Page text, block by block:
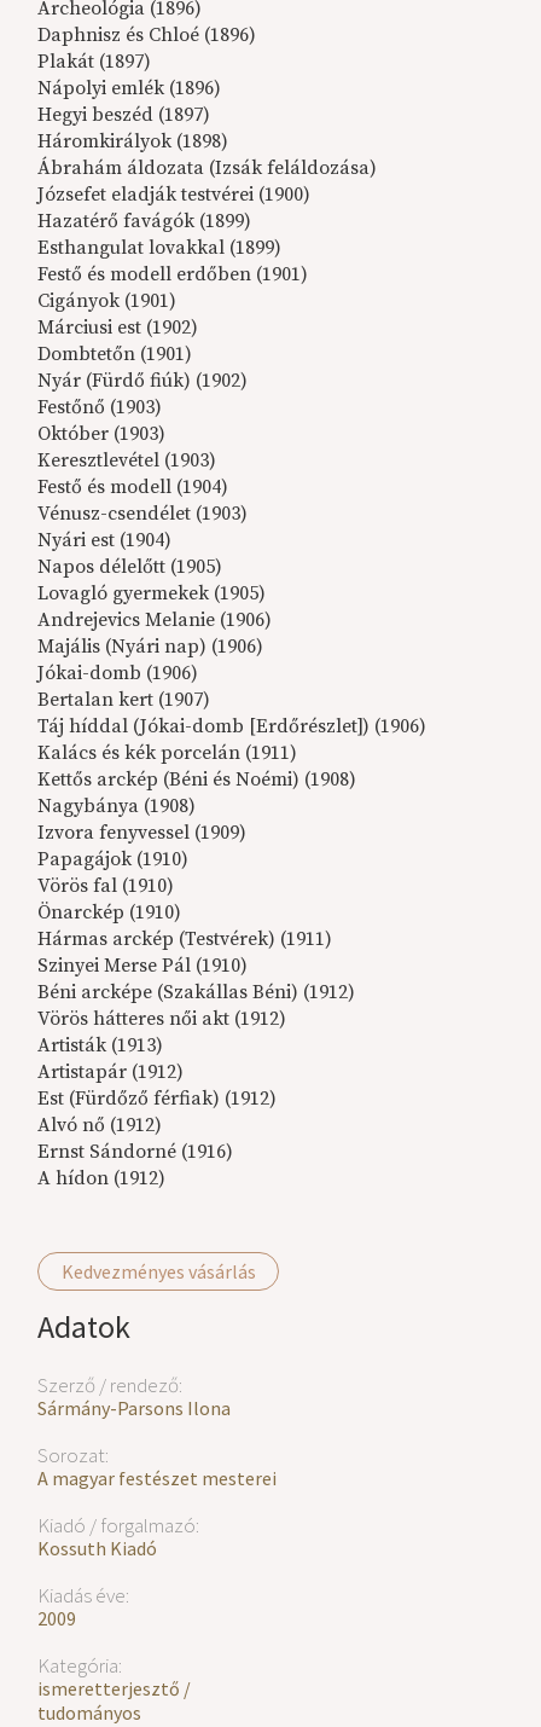
Kedvezményes vásárlás
Adatok
Szerző / rendező:
Sármány-Parsons Ilona
Sorozat:
A magyar festészet mesterei
Kiadó / forgalmazó:
Kossuth Kiadó
Kiadás éve:
2009
Kategória:
ismeretterjesztő /
tudományos
Archeológia (1896)
Daphnisz és Chloé (1896)
Plakát (1897)
Nápolyi emlék (1896)
Hegyi beszéd (1897)
Háromkirályok (1898)
Ábrahám áldozata (Izsák feláldozása)
Józsefet eladják testvérei (1900)
Hazatérő favágók (1899)
Esthangulat lovakkal (1899)
Festő és modell erdőben (1901)
Cigányok (1901)
Márciusi est (1902)
Dombtetőn (1901)
Nyár (Fürdő fiúk) (1902)
Festőnő (1903)
Október (1903)
Keresztlevétel (1903)
Festő és modell (1904)
Vénusz-csendélet (1903)
Nyári est (1904)
Napos délelőtt (1905)
Lovagló gyermekek (1905)
Andrejevics Melanie (1906)
Majális (Nyári nap) (1906)
Jókai-domb (1906)
Bertalan kert (1907)
Táj híddal (Jókai-domb [Erdőrészlet]) (1906)
Kalács és kék porcelán (1911)
Kettős arckép (Béni és Noémi) (1908)
Nagybánya (1908)
Izvora fenyvessel (1909)
Papagájok (1910)
Vörös fal (1910)
Önarckép (1910)
Hármas arckép (Testvérek) (1911)
Szinyei Merse Pál (1910)
Béni arcképe (Szakállas Béni) (1912)
Vörös hátteres női akt (1912)
Artisták (1913)
Artistapár (1912)
Est (Fürdőző férfiak) (1912)
Alvó nő (1912)
Ernst Sándorné (1916)
A hídon (1912)